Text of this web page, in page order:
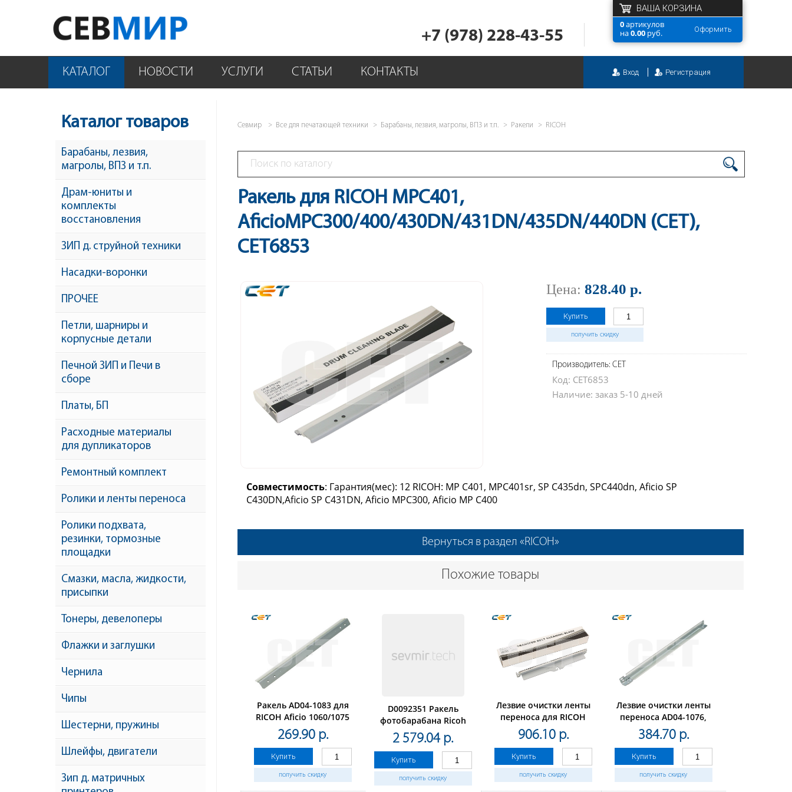
+7 (978) 228-43-55 Оформить
ВАША КОРЗИНА
0артикулов
на0.00 руб.
Вход Регистрация
КАТАЛОГ НОВОСТИ УСЛУГИ СТАТЬИ КОНТАКТЫ
Севмир Все для печатающей техники Барабаны, лезвия, магролы, ВПЗ и т.п. Ракели RICOH
Ракель для RICOH MPC401,
AficioMPC300/400/430DN/431DN/435DN/440DN (CET),
CET6853
Цена: 828.40 р.
Купить
получить скидку
Производитель: CET
Код: CET6853
Наличие: заказ 5-10 дней
Совместимость: Гарантия(мес): 12 RICOH: MP C401, MPC401sr, SP C435dn, SPC440dn, Aficio SP
C430DN,Aficio SP C431DN, Aficio MPC300, Aficio MP C400
Вернуться в раздел «RICOH»
Похожие товары
Ракель AD04-1083 для
RICOH Aficio 1060/1075
(CET), CET4615
269.90 р.
Купить
получить скидку
D0092351 Ракель
фотобарабана Ricoh
Aficio
MP4000/4001/4002/5000/5001/5002
2 579.04 р.
Купить
получить скидку
Лезвие очистки ленты
переноса для RICOH
AficioSPC430DN/431DN/MPC300/400
(CET), CET281015
906.10 р.
Купить
получить скидку
Лезвие очистки ленты
переноса AD04-1076,
AD04-1126,AD04-1126,
AD04-1076 для RICOH
Aficio 1060/1075
(CET),CET4675
384.70 р.
Купить
получить скидку
Каталог товаров
Барабаны, лезвия,
магролы, ВПЗ и т.п.
Драм-юниты и
комплекты
восстановления
ЗИП д. струйной техники
Насадки-воронки
ПРОЧЕЕ
Петли, шарниры и
корпусные детали
Печной ЗИП и Печи в
сборе
Платы, БП
Расходные материалы
для дупликаторов
Ремонтный комплект
Ролики и ленты переноса
Ролики подхвата,
резинки, тормозные
площадки
Смазки, масла, жидкости,
присыпки
Тонеры, девелоперы
Флажки и заглушки
Чернила
Чипы
Шестерни, пружины
Шлейфы, двигатели
Зип д. матричных